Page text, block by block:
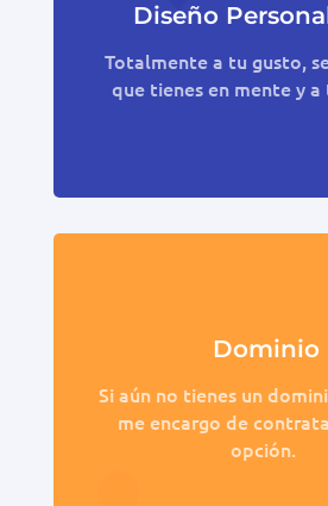
Diseño
Totalmente a tu gusto,
que tienes en mente y
Dominio
Si aún no tienes un
me encargo de
opción.